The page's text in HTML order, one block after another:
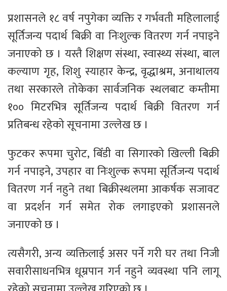
प्रशासनले १८ वर्ष नपुगेका व्यक्ति र गर्भवती महिलालाई
सूर्तिजन्य पदार्थ बिक्री वा निःशुल्क वितरण गर्न नपाइने
जनाएको छ । यस्तै शिक्षण संस्था, स्वास्थ्य संस्था, बाल
कल्याण गृह, शिशु स्याहार केन्द्र, वृद्धाश्रम, अनाथालय
तथा सरकारले तोकेका सार्वजनिक स्थलबाट कम्तीमा
१०० मिटरभित्र सूर्तिजन्य पदार्थ बिक्री वितरण गर्न
प्रतिबन्ध रहेको सूचनामा उल्लेख छ ।
फुटकर रूपमा चुरोट, बिँडी वा सिगारको खिल्ली बिक्री
गर्न नपाइने, उपहार वा निःशुल्क रूपमा सूर्तिजन्य पदार्थ
वितरण गर्न नहुने तथा बिक्रीस्थलमा आकर्षक सजावट
वा प्रदर्शन गर्न समेत रोक लगाइएको प्रशासनले
जनाएको छ ।
त्यसैगरी, अन्य व्यक्तिलाई असर पर्ने गरी घर तथा निजी
सवारीसाधनभित्र धूम्रपान गर्न नहुने व्यवस्था पनि लागू